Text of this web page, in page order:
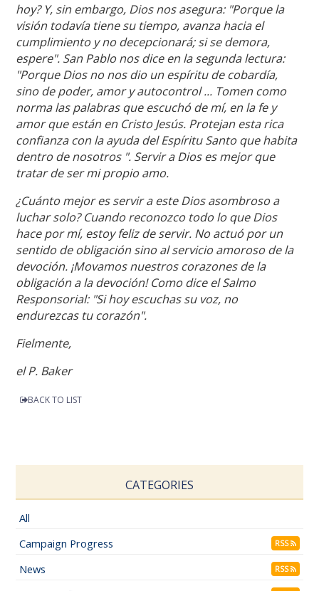
hoy? Y, sin embargo, Dios nos asegura: "Porque la
visión todavía tiene su tiempo, avanza hacia el
cumplimiento y no decepcionará; si se demora,
espere". San Pablo nos dice en la segunda lectura:
"Porque Dios no nos dio un espíritu de cobardía,
sino de poder, amor y autocontrol ... Tomen como
norma las palabras que escuchó de mí, en la fe y
amor que están en Cristo Jesús. Protejan esta rica
confianza con la ayuda del Espíritu Santo que habita
dentro de nosotros ". Servir a Dios es mejor que
tratar de ser mi propio amo.
¿Cuánto mejor es servir a este Dios asombroso a
luchar solo? Cuando reconozco todo lo que Dios
hace por mí, estoy feliz de servir. No actuó por un
sentido de obligación sino al servicio amoroso de la
devoción. ¡Movamos nuestros corazones de la
obligación a la devoción! Como dice el Salmo
Responsorial: "Si hoy escuchas su voz, no
endurezcas tu corazón".
Fielmente,
el P. Baker
BACK TO LIST
CATEGORIES
All
Campaign Progress
RSS
News RSS